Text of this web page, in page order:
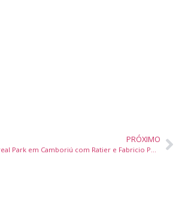
PRÓXIMO
Rebobina estreia no Surreal Park em Camboriú com Ratier e Fabricio Peçanha em noite nostálgica de Dance Music